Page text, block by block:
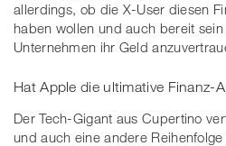
allerdings, ob die X-User diesen
haben wollen und auch bereit
Unternehmen ihr Geld
Hat Apple die ultimative Finanz-
Der Tech-Gigant aus Cupertino
und auch eine andere